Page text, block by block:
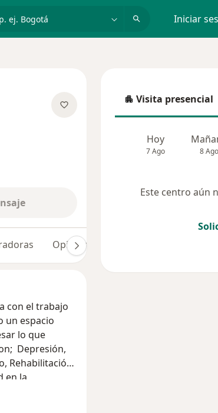
p. ej. Bogotá Iniciar
Opiniones (24)
con el trabajo
un espacio
lo que
Depresión,
Rehabilitación
en la
para
Visita presencial
Visita presencial
Hoy
7 Ago 8 Ago
Este centro aún